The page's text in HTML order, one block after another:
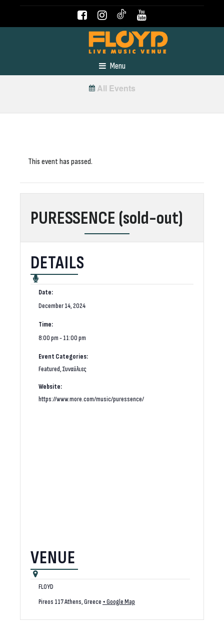
Menu
All Events
This event has passed.
PURESSENCE (sold-out)
DETAILS
Date:
December 14, 2024
Time:
8:00 pm - 11:00 pm
Event Categories:
Featured,Συναύλιες
Website:
https://www.more.com/music/puressence/
VENUE
FLOYD
Pireos 117Athens,Greece + Google Map